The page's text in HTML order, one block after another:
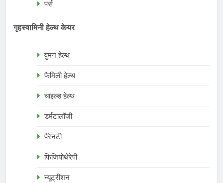
पर्स
गृहस्वामिनी हेल्थ केयर
वुमन हेल्थ
फैमिली हेल्थ
चाइल्ड हेल्थ
डर्मटालॉजी
पैरेनटी
फिजियोथेरेपी
न्यूट्रीशन